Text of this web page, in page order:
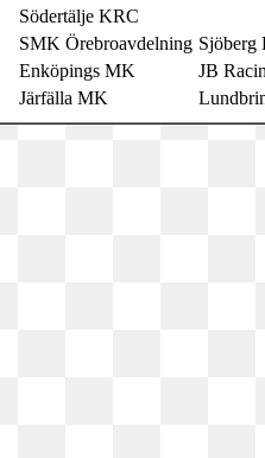
Södertälje KRC
SMK Örebroavdelning Sjöberg
Enköpings MK
JB
Järfälla MK